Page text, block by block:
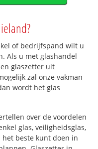
of bedrijfspand wilt u
Als u met glashandel
glaszetter uit
zal onze vakman
wordt het glas
over de voordelen
glas, veiligheidsglas,
beste kunt doen in